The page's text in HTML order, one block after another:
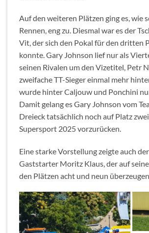
Auf den weiteren Plätzen ging es, wie
Rennen, eng zu. Diesmal war es der
Vit, der sich den Pokal für den dritten
konnte. Gary Johnson lief nur als
seinen Rivalen um den Vizetitel, Petr
zweifache TT-Sieger einmal mehr
wurde hinter Caljouw und Ponchini
Damit gelang es Gary Johnson vom
Dreieck tatsächlich noch auf Platz
Supersport 2025 vorzurücken.
Eine starke Vorstellung zeigte auch
Gaststarter Moritz Klaus, der auf
den Plätzen acht und neun